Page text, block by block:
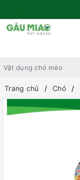
Trang chủ Chó